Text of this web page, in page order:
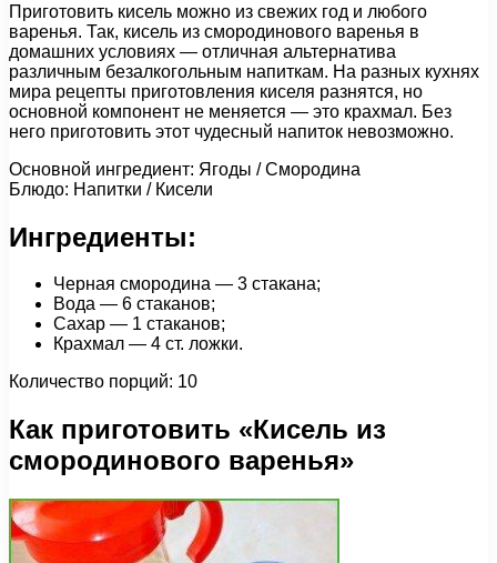
Приготовить кисель можно из свежих год и любого
варенья. Так, кисель из смородинового варенья в
домашних условиях — отличная альтернатива
различным безалкогольным напиткам. На разных кухнях
мира рецепты приготовления киселя разнятся, но
основной компонент не меняется — это крахмал. Без
него приготовить этот чудесный напиток невозможно.
Основной ингредиент: Ягоды / Смородина
Блюдо: Напитки / Кисели
Ингредиенты:
Черная смородина — 3 стакана;
Вода — 6 стаканов;
Сахар — 1 стаканов;
Крахмал — 4 ст. ложки.
Количество порций: 10
Как приготовить «Кисель из
смородинового варенья»